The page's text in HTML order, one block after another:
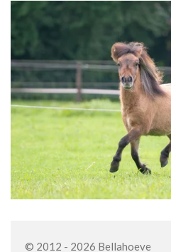
© 2012 - 2026 Bellahoeve